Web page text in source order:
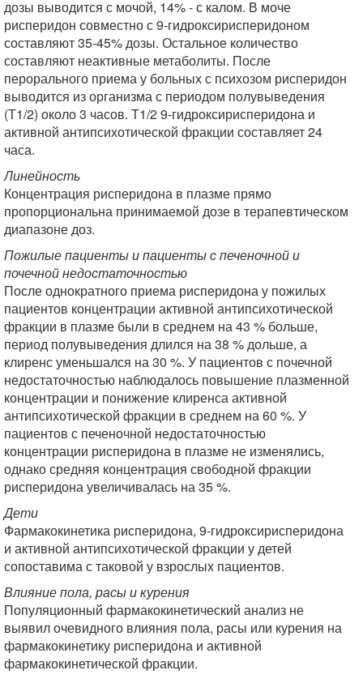
дозы выводится с мочой, 14% - с калом. В моче
рисперидон совместно с 9-гидроксирисперидоном
составляют 35-45% дозы. Остальное количество
составляют неактивные метаболиты. После
перорального приема у больных с психозом рисперидон
выводится из организма с периодом полувыведения
(Т1/2) около 3 часов. Т1/2 9-гидроксирисперидона и
активной антипсихотической фракции составляет 24
часа.
Линейность
Концентрация рисперидона в плазме прямо
пропорциональна принимаемой дозе в терапевтическом
диапазоне доз.
Пожилые пациенты и пациенты с печеночной и
почечной недостаточностью
После однократного приема рисперидона у пожилых
пациентов концентрации активной антипсихотической
фракции в плазме были в среднем на 43 % больше,
период полувыведения длился на 38 % дольше, а
клиренс уменьшался на 30 %. У пациентов с почечной
недостаточностью наблюдалось повышение плазменной
концентрации и понижение клиренса активной
антипсихотической фракции в среднем на 60 %. У
пациентов с печеночной недостаточностью
концентрации рисперидона в плазме не изменялись,
однако средняя концентрация свободной фракции
рисперидона увеличивалась на 35 %.
Дети
Фармакокинетика рисперидона, 9-гидроксирисперидона
и активной антипсихотической фракции у детей
сопоставима с таковой у взрослых пациентов.
Влияние пола, расы и курения
Популяционный фармакокинетический анализ не
выявил очевидного влияния пола, расы или курения на
фармакокинетику рисперидона и активной
фармакокинетической фракции.